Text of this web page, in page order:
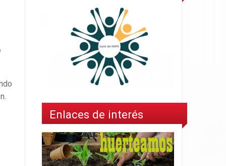
Enlaces de interés